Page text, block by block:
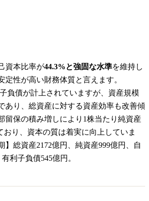
資本比率が44.3%と強固な水準を維持し
定性が高い財務体質と言えます。
負債が計上されていますが、資産規模
あり、総資産に対する資産効率も改善傾
留保の積み増しにより1株当たり純資産
おり、資本の質は着実に向上していま
】総資産2172億円、純資産999億円、自
利子負債545億円。